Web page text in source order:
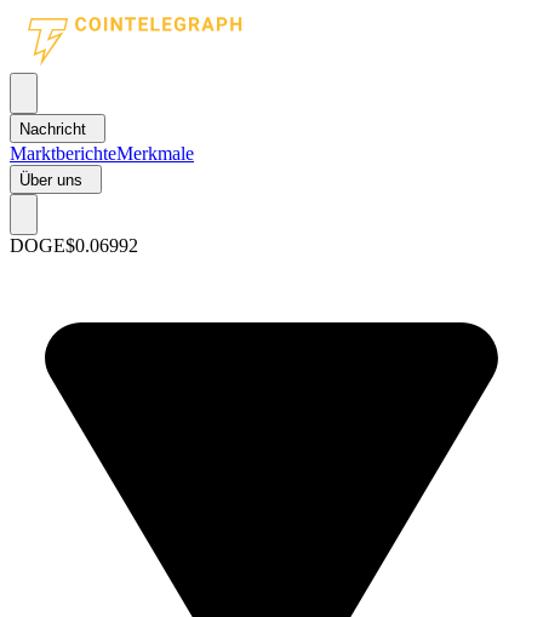
Nachricht
MarktberichteMerkmale
Über uns
DOGE$0.06992